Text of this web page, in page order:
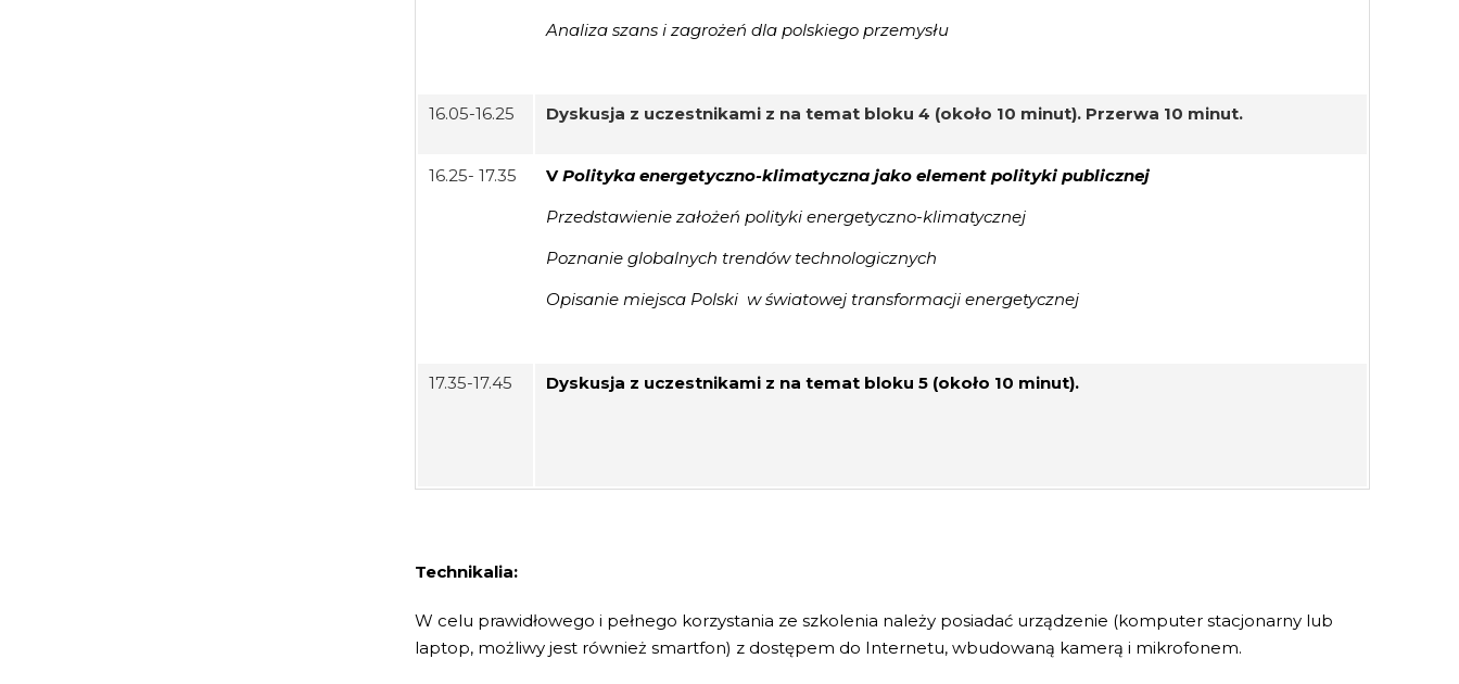
Analiza szans i zagrożeń dla polskiego przemysłu
16.05-16.25 Dyskusja z uczestnikami z na temat bloku 4 (około 10 minut). Przerwa 10 minut.
16.25- 17.35 VPolityka energetyczno-klimatyczna jako element polityki publicznej
Przedstawienie założeń polityki energetyczno-klimatycznej
Poznanie globalnych trendów technologicznych
Opisanie miejsca Polski w światowej transformacji energetycznej
17.35-17.45 Dyskusja z uczestnikami z na temat bloku 5 (około 10 minut).
Technikalia:
W celu prawidłowego i pełnego korzystania ze szkolenia należy posiadać urządzenie (komputer stacjonarny lub
laptop, możliwy jest również smartfon) z dostępem do Internetu, wbudowaną kamerą i mikrofonem.